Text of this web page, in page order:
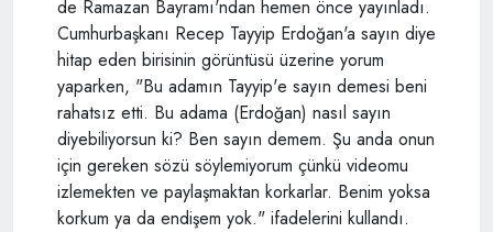
de Ramazan Bayramı'ndan hemen önce yayınladı.
Cumhurbaşkanı Recep Tayyip Erdoğan'a sayın diye
hitap eden birisinin görüntüsü üzerine yorum
yaparken, "Bu adamın Tayyip'e sayın demesi beni
rahatsız etti. Bu adama (Erdoğan) nasıl sayın
diyebiliyorsun ki? Ben sayın demem. Şu anda onun
için gereken sözü söylemiyorum çünkü videomu
izlemekten ve paylaşmaktan korkarlar. Benim yoksa
korkum ya da endişem yok." ifadelerini kullandı.